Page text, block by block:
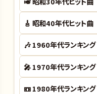
🎸 昭和40年代ヒット曲
🎶1960年代ランキング
🎤1970年代ランキング
📼1980年代ランキング